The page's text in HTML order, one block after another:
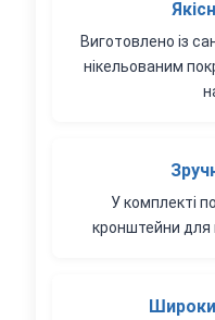
Виготовлено із
нікельованим
У комплекті
кронштейни для